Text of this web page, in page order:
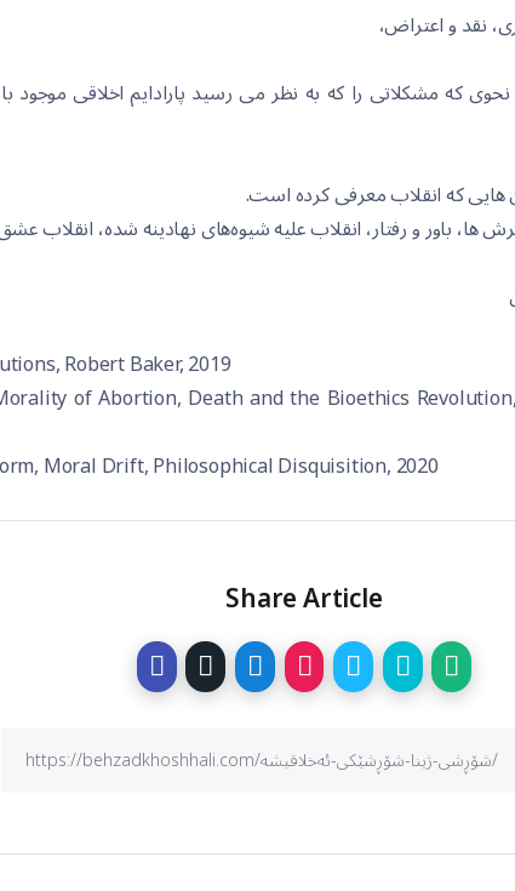
نقد و اعتراض،
نحوی کە مشکلاتی را کە بە نظر می رسید پارادایم اخلاقی
هایی کە انقلاب معرفی کردە است.
ها، باور و رفتار، انقلاب علیە شیوەهای نهادینە شدە، انقلاب عشق،
Robert Baker, 2019
of Abortion, Death and the Bioethics
Moral Drift, Philosophical Disquisition, 2020
Share Article